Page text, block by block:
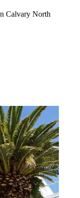
Calvary North